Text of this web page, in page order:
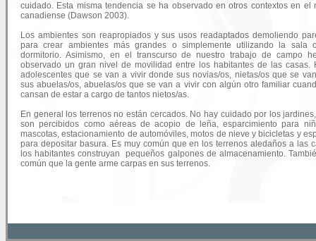
cuidado. Esta misma tendencia se ha observado en otros contextos en el
canadiense (Dawson 2003).
Los ambientes son reapropiados y sus usos readaptados demoliendo
para crear ambientes más grandes o simplemente utilizando la sala
dormitorio. Asimismo, en el transcurso de nuestro trabajo de campo
observado un gran nivel de movilidad entre los habitantes de las casas.
adolescentes que se van a vivir donde sus novias/os, nietas/os que se
sus abuelas/os, abuelas/os que se van a vivir con algún otro familiar
cansan de estar a cargo de tantos nietos/as.
En general los terrenos no están cercados. No hay cuidado por los
son percibidos como aéreas de acopio de leña, esparcimiento para
mascotas, estacionamiento de automóviles, motos de nieve y bicicletas y
para depositar basura. Es muy común que en los terrenos aledaños a las
los habitantes construyan pequeños galpones de almacenamiento.
común que la gente arme carpas en sus terrenos.